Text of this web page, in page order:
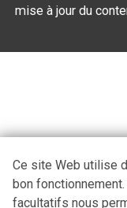
mise à jour du
Ce site Web utilise
bon
facultatifs nous